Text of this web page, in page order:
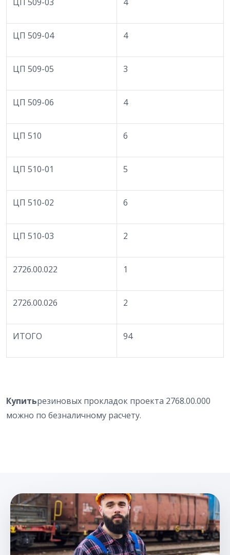
ЦП 509-04 4
ЦП 509-05 3
ЦП 509-06 4
ЦП 510 6
ЦП 510-01 5
ЦП 510-02 6
ЦП 510-03 2
2726.00.022 1
2726.00.026 2
ИТОГО 94
Купитьрезиновых прокладок проекта 2768.00.000
можно по безналичному расчету.